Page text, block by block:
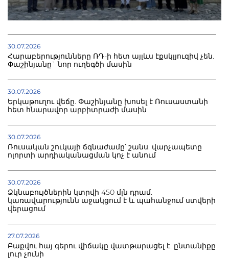
30.07.2026
Հարաբերությունները ՌԴ-ի հետ այլևս էքսկլյուզիվ չեն.
Փաշինյանը` նոր ուղեգծի մասին
30.07.2026
Երկաթուղու վեճը. Փաշինյանը խոսել է Ռուսաստանի
հետ հնարավոր արբիտրաժի մասին
30.07.2026
Ռուսական շուկայի ճգնաժամը՝ շանս. վարչապետը
ոլորտի արդիականացման կոչ է անում
30.07.2026
Ձկնաբույծներին կտրվի 450 մլն դրամ.
կառավարությունն աջակցում է և պահանջում ստվերի
վերացում
27.07.2026
Բաքվու հայ գերու վիճակը վատթարացել է. ընտանիքը
լուր չունի